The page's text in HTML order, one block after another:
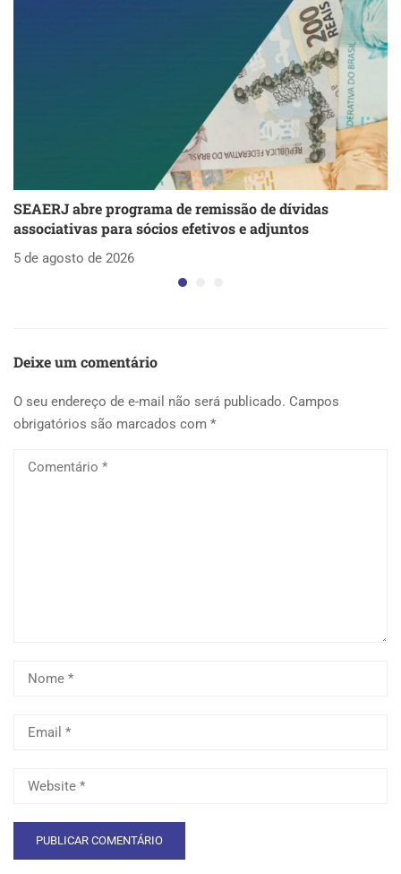
SEAERJ abre programa de remissão de dívidas
associativas para sócios efetivos e adjuntos
5 de agosto de 2026
Deixe um comentário
O seu endereço de e-mail não será publicado. Campos
obrigatórios são marcados com *